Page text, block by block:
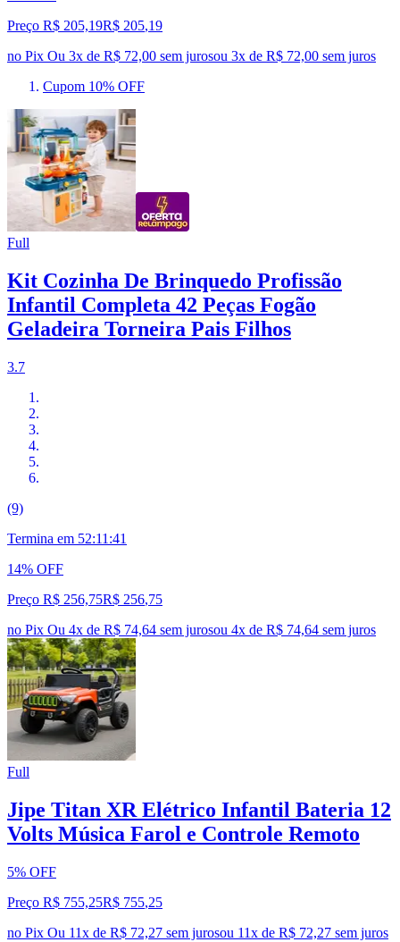
Preço R$ 205,19R$ 205,19
no Pix Ou 3x de R$ 72,00 sem jurosou 3x de R$ 72,00 sem juros
Cupom 10% OFF
Full
Kit Cozinha De Brinquedo Profissão
Infantil Completa 42 Peças Fogão
Geladeira Torneira Pais Filhos
3.7
(9)
Termina em 52:11:40
14% OFF
Preço R$ 256,75R$ 256,75
no Pix Ou 4x de R$ 74,64 sem jurosou 4x de R$ 74,64 sem juros
Full
Jipe Titan XR Elétrico Infantil Bateria 12
Volts Música Farol e Controle Remoto
5% OFF
Preço R$ 755,25R$ 755,25
no Pix Ou 11x de R$ 72,27 sem jurosou 11x de R$ 72,27 sem juros